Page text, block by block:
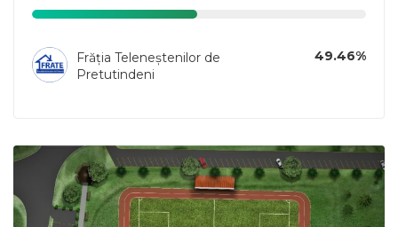
Frăția Teleneștenilor de
Pretutindeni
49.46%